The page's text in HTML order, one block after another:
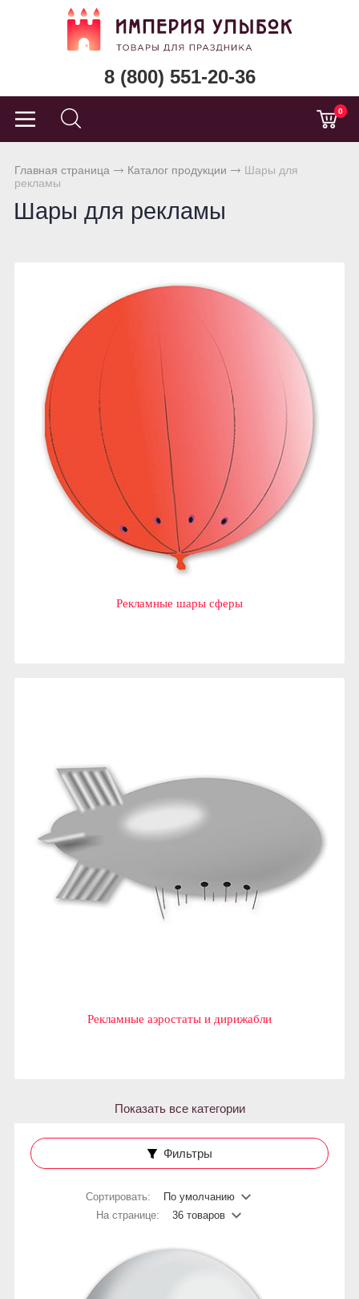
8 (800) 551-20-36
0
Главная страница Каталог продукции
Шары для
рекламы
Шары для рекламы
Рекламные шары сферы
Рекламные аэростаты и дирижабли
Показать все категории
Фильтры
Сортировать:
По умолчанию
На странице:
36 товаров